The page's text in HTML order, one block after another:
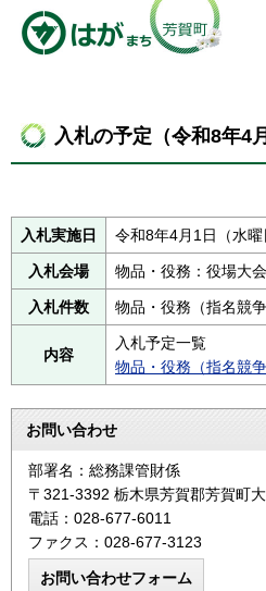
入札の予定（令和8年4
入札実施日 令和8年4月1日（水曜
入札会場 物品・役務：役場大
入札件数 物品・役務（指名競
内容
入札予定一覧
物品・役務（指名競
お問い合わせ
部署名：総務課管財係
〒321-3392 栃木県芳賀郡芳賀町
電話：028-677-6011
ファクス：028-677-3123